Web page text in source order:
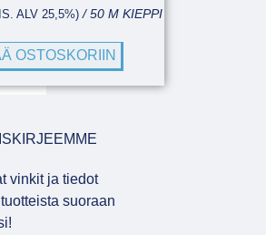
ALV 25,5%)/ 50 M KIEPPI
OSTOSKORIIN
vinkit ja tiedot
suoraan